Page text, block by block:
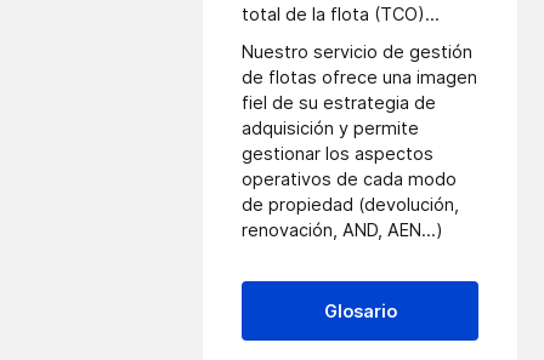
total de la flota (TCO)...
Nuestro servicio degestión
de flotas ofrece una imagen
fiel de su estrategia de
adquisición y permite
gestionar los aspectos
operativos de cada modo
de propiedad (devolución,
renovación, AND, AEN...)
Glosario